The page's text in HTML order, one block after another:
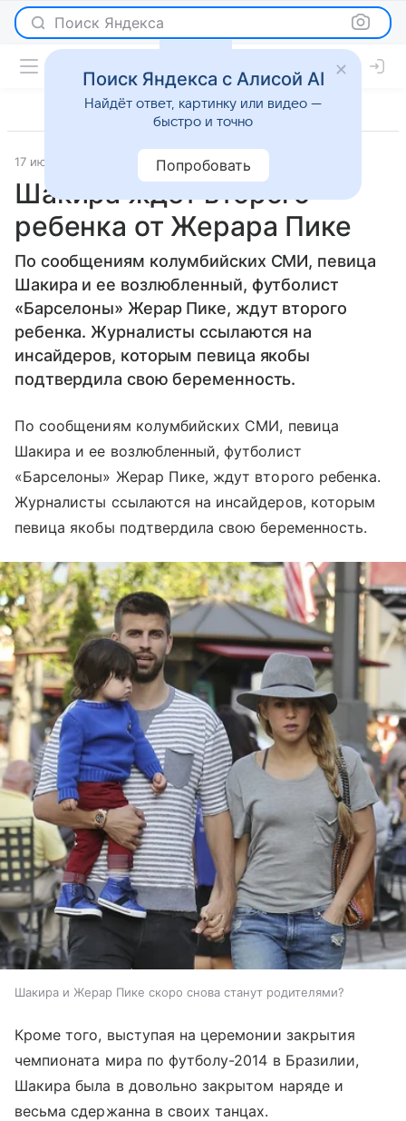
Поиск Яндекса
17 июля 2014 Светская жизнь
Шакира ждет второго
ребенка от Жерара Пике
По сообщениям колумбийских СМИ, певица
Шакира и ее возлюбленный, футболист
«Барселоны» Жерар Пике, ждут второго
ребенка. Журналисты ссылаются на
инсайдеров, которым певица якобы
подтвердила свою беременность.
По сообщениям колумбийских СМИ, певица
Шакира и ее возлюбленный, футболист
«Барселоны» Жерар Пике, ждут второго ребенка.
Журналисты ссылаются на инсайдеров, которым
певица якобы подтвердила свою беременность.
Шакира и Жерар Пике скоро снова станут родителями?
Кроме того, выступая на церемонии закрытия
чемпионата мира по футболу-2014 в Бразилии,
Шакира была в довольно закрытом наряде и
весьма сдержанна в своих танцах.
Поиск Яндекса с Алисой AI
Найдёт ответ, картинку или видео —
быстро и точно
Попробовать